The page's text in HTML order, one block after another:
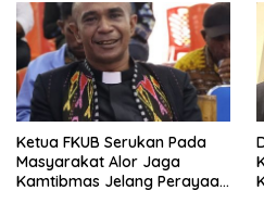
Ketua FKUB Serukan Pada
Masyarakat Alor Jaga
Kamtibmas Jelang Perayaan